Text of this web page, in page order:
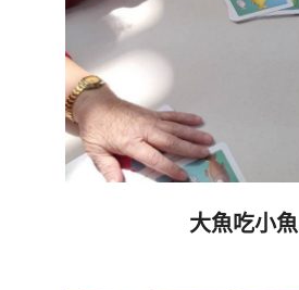
大魚吃小魚